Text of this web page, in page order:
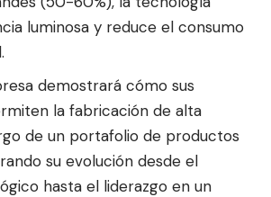
luminosa y reduce el consumo
demostrará cómo sus
la fabricación de alta
de un portafolio de productos
su evolución desde el
hasta el liderazgo en un